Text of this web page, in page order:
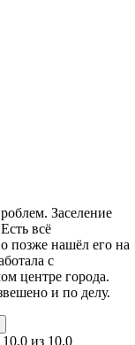
Заселение
всё
позже нашёл его на
с
центре города.
и по делу.
10,0 из 10,0